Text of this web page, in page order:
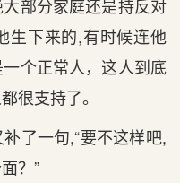
部分家庭还是持反对
生下来的,有时候连他
个正常人，这人到底
很支持了。
了一句,“要不这样吧,
？”